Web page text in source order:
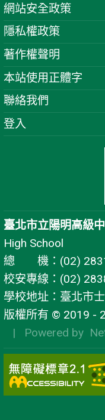
網站安全政策
隱私權政策
著作權聲明
本站使用正體字
聯絡我們
登入
臺北市立陽明高級
High School
總 機：(02)
校安專線：(02)
學校地址：臺北市
版權所有 © 2019 -
| Powered by